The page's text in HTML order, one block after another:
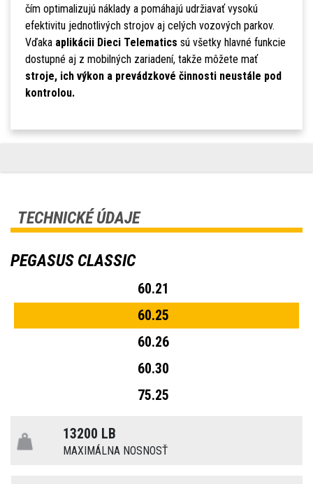
čím optimalizujú náklady a pomáhajú udržiavať vysokú
efektivitu jednotlivých strojov aj celých vozových parkov.
Vďaka aplikácii Dieci Telematics sú všetky hlavné funkcie
dostupné aj z mobilných zariadení, takže môžete mať
stroje, ich výkon a prevádzkové činnosti neustále pod
kontrolou.
TECHNICKÉ ÚDAJE
PEGASUS CLASSIC
60.21
60.25
60.26
60.30
75.25
13200 LB
MAXIMÁLNA NOSNOSŤ